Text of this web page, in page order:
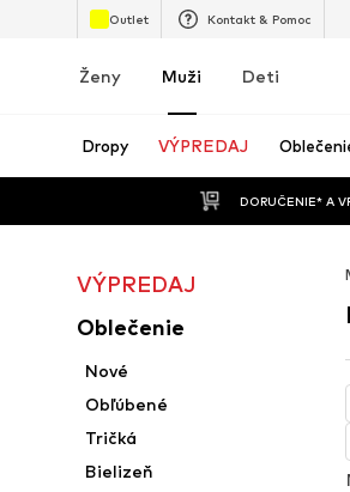
Outlet Kontakt & Pomoc
Ženy Muži Deti
Dropy VÝPREDAJ
DORUČENIE* A
VÝPREDAJ
Oblečenie
Nové
Obľúbené
Tričká
Bielizeň